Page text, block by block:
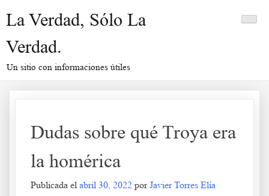
La Verdad, Sólo La
Verdad.
Un sitio con informaciones útiles
Dudas sobre qué Troya era
la homérica
Publicada el abril 30, 2022 porJavier Torres Elía